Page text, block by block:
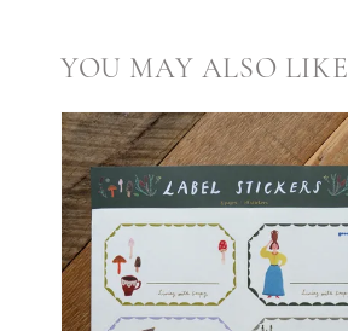
YOU MAY ALSO LIKE